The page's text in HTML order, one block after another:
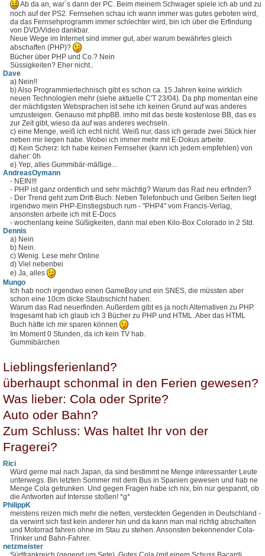
Ab da an, war´s dann der PC. Beim meinem Schwager spiele ich ab und zu
noch auf der PS2. Fernsehen schau ich wann immer was gutes geboten wird,
da das Fernsehprogramm immer schlechter wird, bin ich über die Erfindung
von DVD/Video dankbar.
Neue Wege im Internet sind immer gut, aber warum bewährtes gleich
abschaffen (PHP)?
Bücher über PHP und Co.? Nein
Süssigkeiten? Eher nicht..
Dave
a) Nein!!
b) Also Programmiertechnisch gibt es schon ca. 15 Jahren keine wirklich
neuen Technologien mehr (siehe aktuelle C'T 23/04). Da php momentan eine
der mächtigsten Websprachen ist sehe ich keinen Grund auf was anderes
umzusteigen. Genauso mit phpBB. imho mit das beste kostenlose BB, das es
zur Zeit gibt, wieso da auf was anderes wechseln.
c) eine Menge, weiß ich echt nicht. Weiß nur, dass ich gerade zwei Stück hier
neben mir liegen habe. Wobei ich immer mehr mit E-Dokus arbeite.
d) Kein Scherz: Ich habe keinen Fernseher (kann ich jedem empfehlen) von
daher: 0h
e) Yep, alles Gummibär-mäßige...
AndreasOymann
- NEIN!!!
- PHP ist ganz ordentlich und sehr mächtig? Warum das Rad neu erfinden?
- Der Trend geht zum Dritt-Buch: Neben Telefonbuch und Gelben Seiten liegt
irgendwo mein PHP-Einstiegsbuch rum - "PHP4" vom Francis-Verlag,
ansonsten arbeite ich mit E-Docs
- wochenlang keine Süßigkeiten, dann mal eben Kilo-Box Colorado in 2 Std.
Dennis
a) Nein
b) Nein.
c) Wenig. Lese mehr Online
d) Viel nebenbei
e) Ja, alles
Mungo
Ich hab noch irgendwo einen GameBoy und ein SNES, die müssten aber
schon eine 10cm dicke Staubschicht haben.
Warum das Rad neuerfinden. Außerdem gibt es ja noch Alternativen zu PHP.
Insgesamt hab ich glaub ich 3 Bücher zu PHP und HTML. Aber das HTML
Buch hätte ich mir sparen können
Im Moment 0 Stunden, da ich kein TV hab.
Gummibärchen
Lieblingsferienland?
überhaupt schonmal in den Ferien gewesen?
Was lieber: Cola oder Sprite?
Auto oder Bahn?
Zum Schluss: Was haltet Ihr von der
Fragerei?
Rici
Würd gerne mal nach Japan, da sind bestimmt ne Menge interessanter Leute
unterwegs. Bin letzten Sommer mit dem Bus in Spanien gewesen und hab ne
Menge Cola getrunken. Und gegen Fragen habe ich nix, bin nur gespannt, ob
die Antworten auf Intersse stoßen! *g*
PhilippK
meistens reizen mich mehr die netten, versteckten Gegenden in Deutschland -
da verwirrt sich fast kein anderer hin und da kann man mal richtig abschalten
und Motorrad fahren ohne im Stau zu stehen. Ansonsten bekennender Cola-
Trinker und Bahn-Fahrer.
netzmeister